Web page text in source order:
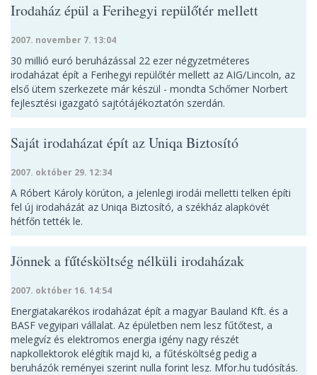
Irodaház épül a Ferihegyi repülőtér mellett
2007. november 7. 13:04
30 millió euró beruházással 22 ezer négyzetméteres
irodaházat épít a Ferihegyi repülőtér mellett az AIG/Lincoln, az
első ütem szerkezete már készül - mondta Schőmer Norbert
fejlesztési igazgató sajtótájékoztatón szerdán.
Saját irodaházat épít az Uniqa Biztosító
2007. október 29. 12:34
A Róbert Károly körúton, a jelenlegi irodái melletti telken építi
fel új irodaházát az Uniqa Biztosító, a székház alapkövét
hétfőn tették le.
Jönnek a fűtésköltség nélküli irodaházak
2007. október 16. 14:54
Energiatakarékos irodaházat épít a magyar Bauland Kft. és a
BASF vegyipari vállalat. Az épületben nem lesz fűtőtest, a
melegvíz és elektromos energia igény nagy részét
napkollektorok elégítik majd ki, a fűtésköltség pedig a
beruházók reményei szerint nulla forint lesz. Mfor.hu tudósítás.